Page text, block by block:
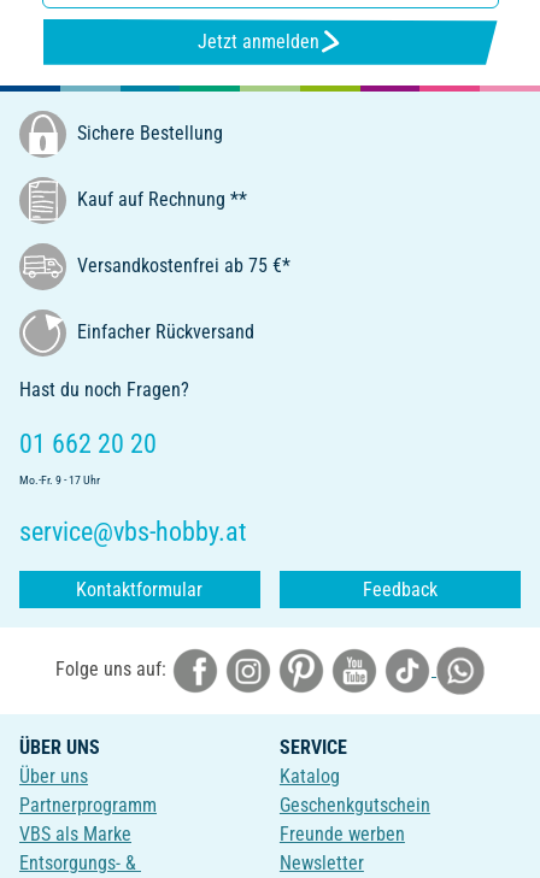
Jetzt anmelden
Sichere Bestellung
Kauf auf Rechnung **
Versandkostenfrei ab 75 €*
Einfacher Rückversand
Hast du noch Fragen?
01 662 20 20
Mo.-Fr. 9 - 17 Uhr
service@vbs-hobby.at
Kontaktformular Feedback
Folge uns auf:
ÜBER UNS
Über uns
Partnerprogramm
VBS als Marke
Entsorgungs- &
SERVICE
Katalog
Geschenkgutschein
Freunde werben
Newsletter